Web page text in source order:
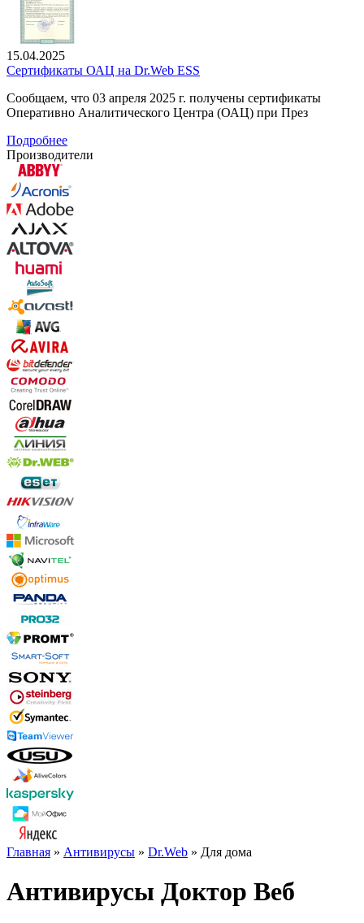
15.04.2025
Сертификаты ОАЦ на Dr.Web ESS
Сообщаем, что 03 апреля 2025 г. получены сертификаты
Оперативно Аналитического Центра (ОАЦ) при През
Подробнее
Производители
Главная » Антивирусы » Dr.Web » Для дома
Антивирусы Доктор Веб